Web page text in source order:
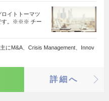
イトトーマツ
す。※※※ チー
にM&A、Crisis Management、Innov
詳細へ